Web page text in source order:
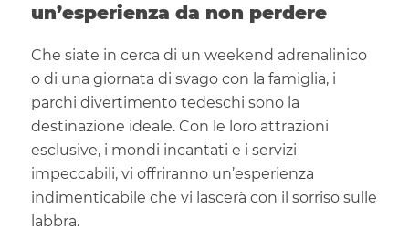
un’esperienza da non perdere
Che siate in cerca di un weekend adrenalinico
o di una giornata di svago con la famiglia, i
parchi divertimento tedeschi sono la
destinazione ideale. Con le loro attrazioni
esclusive, i mondi incantati e i servizi
impeccabili, vi offriranno un’esperienza
indimenticabile che vi lascerà con il sorriso sulle
labbra.